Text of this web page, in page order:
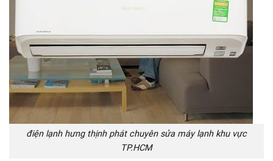
điện lạnh hưng thịnh phát chuyên sửa máy lạnh khu vực
TP.HCM